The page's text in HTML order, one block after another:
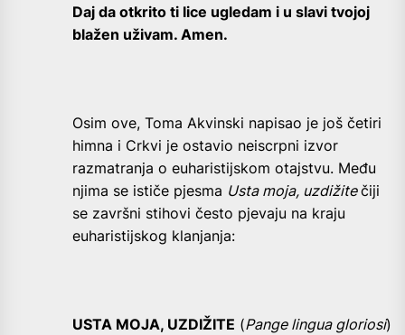
Daj da otkrito ti lice ugledam i u slavi tvojoj
blažen uživam. Amen.
Osim ove, Toma Akvinski napisao je još četiri
himna i Crkvi je ostavio neiscrpni izvor
razmatranja o euharistijskom otajstvu. Među
njima se ističe pjesma Usta moja, uzdižitečiji
se završni stihovi često pjevaju na kraju
euharistijskog klanjanja:
USTA MOJA, UZDIŽITE (Pange lingua gloriosi)